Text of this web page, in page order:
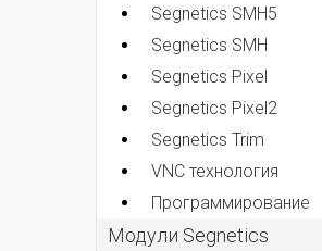
Segnetics SMH5
Segnetics SMH
Segnetics Pixel
Segnetics Pixel2
Segnetics Trim
VNC технология
Программирование
Модули Segnetics